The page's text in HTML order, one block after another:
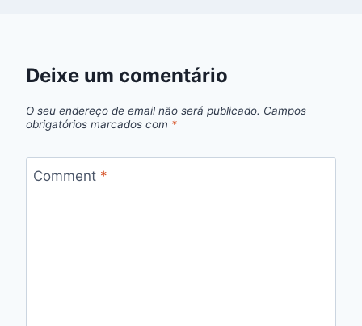
Deixe um comentário
O seu endereço de email não será publicado. Campos
obrigatórios marcados com *
Comment *